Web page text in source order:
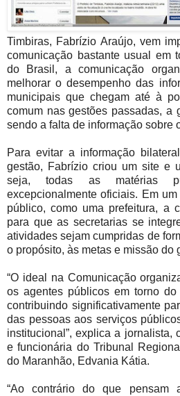
Timbiras, Fabrízio Araújo, vem
comunicação bastante usual em
do Brasil, a comunicação
melhorar o desempenho das
municipais que chegam até à
comum nas gestões passadas, a
sendo a falta de informação sobre
Para evitar a informação
gestão, Fabrízio criou um site e
seja, todas as matérias
excepcionalmente oficiais. Em
público, como uma prefeitura, a
para que as secretarias se
atividades sejam cumpridas de
o propósito, às metas e missão do
“O ideal na Comunicação
os agentes públicos em torno
contribuindo significativamente
das pessoas aos serviços
institucional”, explica a jornalista,
e funcionária do Tribunal
do Maranhão, Edvania Kátia.
“Ao contrário do que pensam